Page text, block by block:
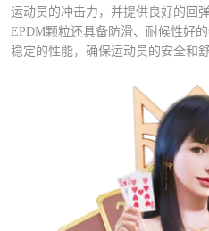
运动员的冲击力，并提供良好的回
EPDM颗粒还具备防滑、耐候性好
稳定的性能，确保运动员的安全和